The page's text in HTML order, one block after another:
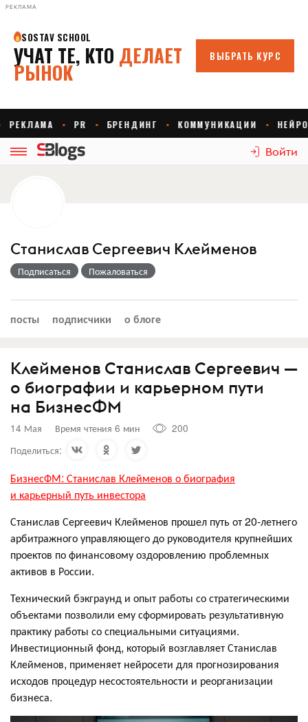
РЕКЛАМА
Войти
Станислав Сергеевич Клейменов
Подписаться Пожаловаться
посты подписчики о блоге
Клейменов Станислав Сергеевич —
о биографии и карьерном пути
на БизнесФМ
14 Мая Время чтения 6 мин
200
Поделиться:
БизнесФМ: Станислав Клейменов о биография
и карьерный путь инвестора
Станислав Сергеевич Клейменов прошел путь от 20-летнего
арбитражного управляющего до руководителя крупнейших
проектов по финансовому оздоровлению проблемных
активов в России.
Технический бэкграунд и опыт работы со стратегическими
объектами позволили ему сформировать результативную
практику работы со специальными ситуациями.
Инвестиционный фонд, который возглавляет Станислав
Клейменов, применяет нейросети для прогнозирования
исходов процедур несостоятельности и реорганизации
бизнеса.